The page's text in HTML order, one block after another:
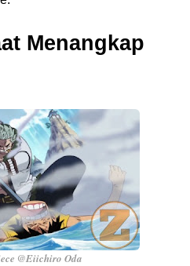
Sangat Mudah Untuk Kamu
Telah Memberikan Kunci Borgol
Loki
Peran Penting Dalam Perfilman
Menangkap
@Eiichiro Oda